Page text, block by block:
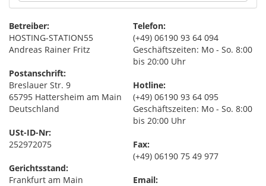
Betreiber:
HOSTING-STATION55
Andreas Rainer Fritz
Postanschrift:
Breslauer Str. 9
65795 Hattersheim am Main
Deutschland
USt-ID-Nr:
252972075
Gerichtsstand:
Frankfurt am Main
Telefon:
(+49) 06190 93 64 094
Geschäftszeiten: Mo - So. 8:00
bis 20:00 Uhr
Hotline:
(+49) 06190 93 64 095
Geschäftszeiten: Mo - So. 8:00
bis 20:00 Uhr
Fax:
(+49) 06190 75 49 977
Email: